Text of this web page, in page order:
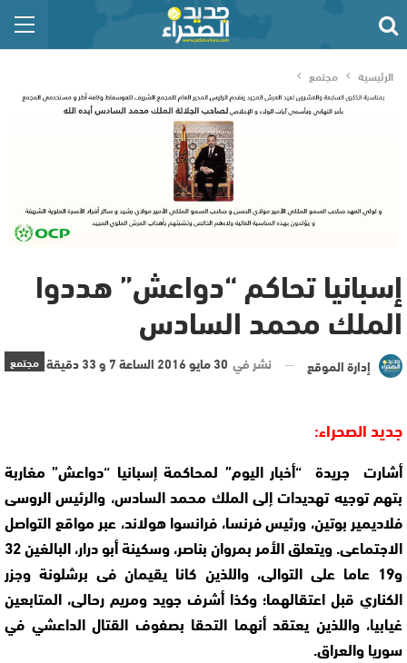
الرئيسية مجتمع
إسبانيا تحاكم “دواعش” هددوا
الملك محمد السادس
مجتمع إدارة الموقع نشر في 30 مايو 2016 الساعة 7 و 33 دقيقة
جديد الصحراء:
أشارت جريدة “أخبار اليوم” لمحاكمة إسبانيا “دواعش” مغاربة
بتهم توجيه تهديدات إلى الملك محمد السادس، والرئيس الروسي
فلاديمير بوتين، ورئيس فرنسا، فرانسوا هولاند، عبر مواقع التواصل
الاجتماعي. ويتعلق الأمر بمروان بناصر، وسكينة أبو درار، البالغين 32
و19 عاما على التوالي، واللذين كانا يقيمان في برشلونة وجزر
الكناري قبل اعتقالهما؛ وكذا أشرف جويد ومريم رحالي، المتابعين
غيابيا، واللذين يعتقد أنهما التحقا بصفوف القتال الداعشي في
سوريا والعراق.